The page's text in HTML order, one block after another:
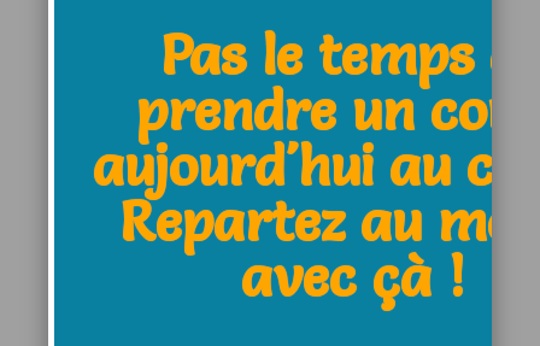
Comment
apprendre les bases
du tennis à un
enfant à la maison ?
Pas le temps
prendre un
aujourd'hui au
Repartez au
avec çà !